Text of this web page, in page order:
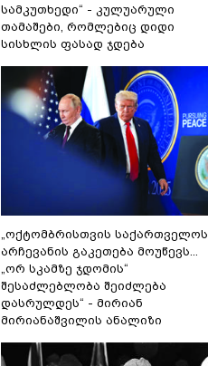
სამკუთხედი“ - კულუარული
თამაშები, რომლებიც დიდი
სისხლის ფასად ჯდება
„ოქტომბრისთვის საქართველოს
არჩევანის გაკეთება მოუწევს...
„ორ სკამზე ჯდომის“
შესაძლებლობა შეიძლება
დასრულდეს“ - მირიან
მირიანაშვილის ანალიზი